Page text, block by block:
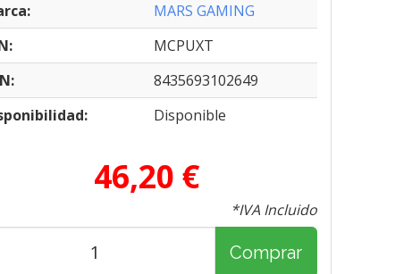
MARS GAMING
MCPUXT
8435693102649
Disponible
46,20 €
*IVA Incluido
Comprar